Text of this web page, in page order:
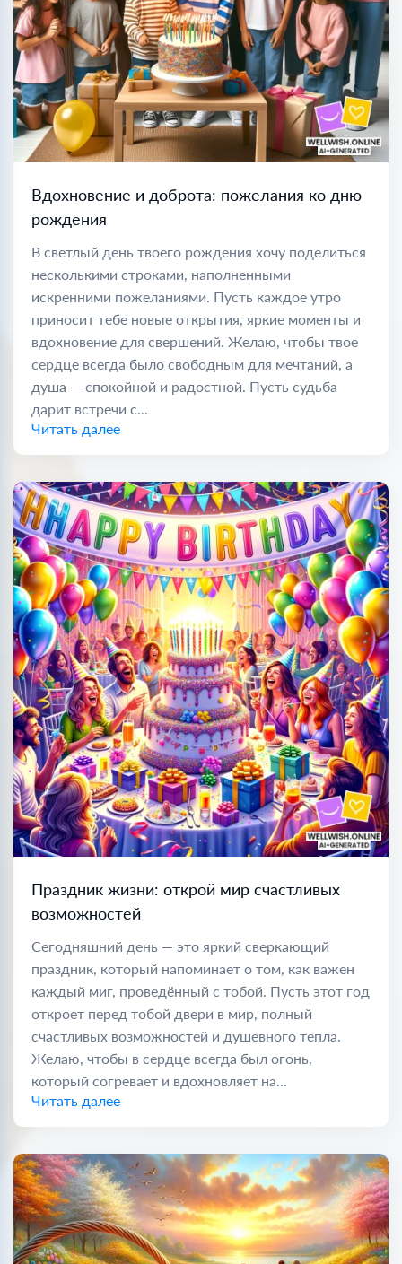
Вдохновение и доброта: пожелания ко дню
рождения
В светлый день твоего рождения хочу поделиться
несколькими строками, наполненными
искренними пожеланиями. Пусть каждое утро
приносит тебе новые открытия, яркие моменты и
вдохновение для свершений. Желаю, чтобы твое
сердце всегда было свободным для мечтаний, а
душа — спокойной и радостной. Пусть судьба
дарит встречи с...
Читать далее
Праздник жизни: открой мир счастливых
возможностей
Сегодняшний день — это яркий сверкающий
праздник, который напоминает о том, как важен
каждый миг, проведённый с тобой. Пусть этот год
откроет перед тобой двери в мир, полный
счастливых возможностей и душевного тепла.
Желаю, чтобы в сердце всегда был огонь,
который согревает и вдохновляет на...
Читать далее